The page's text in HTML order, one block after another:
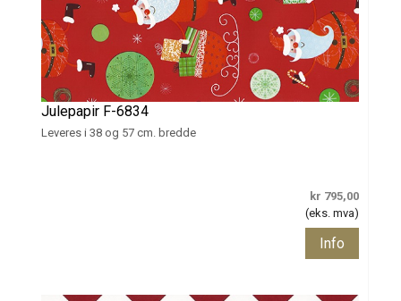
Julepapir F-6834
Leveres i 38 og 57 cm. bredde
kr 795,00
(eks. mva)
Info